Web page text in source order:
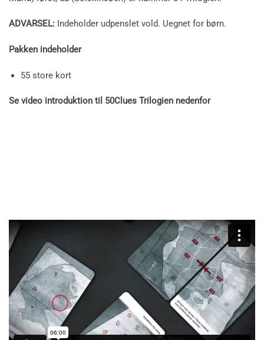
ADVARSEL: Indeholder udpenslet vold. Uegnet for børn.
Pakken indeholder
55 store kort
Se video introduktion til 50Clues Trilogien nedenfor